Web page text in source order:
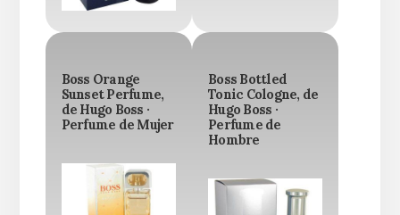
Boss Orange
Sunset Perfume,
de Hugo Boss ·
Perfume de Mujer
Boss Bottled
Tonic Cologne, de
Hugo Boss ·
Perfume de
Hombre